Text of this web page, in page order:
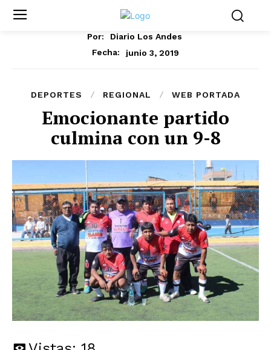
Por:
Diario Los Andes
Fecha:
junio 3, 2019
DEPORTES REGIONAL WEB PORTADA
Emocionante partido
culmina con un 9-8